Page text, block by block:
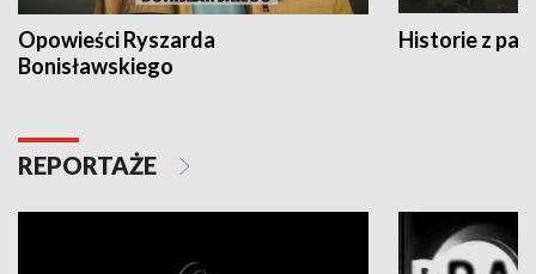
Opowieści Ryszarda
Bonisławskiego
Historie z
REPORTAŻE